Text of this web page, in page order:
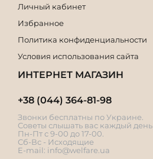
Личный кабинет
Избранное
Политика конфиденциальности
Условия использования сайта
ИНТЕРНЕТ МАГАЗИН
+38 (044) 364-81-98
Звонки бесплатны по Украине.
Советы слышать вас каждый день
Пн-Пт с 9-00 до 17-00.
Сб-Вс - Исходящие
E-mail: info@welfare.ua